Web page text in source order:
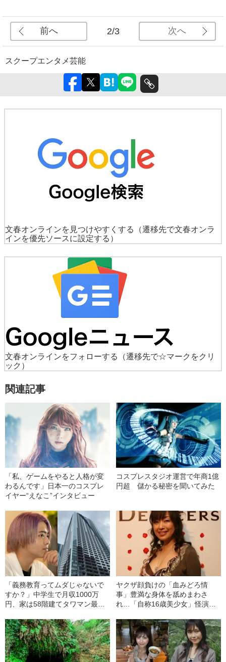
前へ 2/3 次へ
スクープエンタメ芸能
文春オンラインを見つけやすくする
（遷移先で文春オンラ
インを優先ソースに設定する）
文春オンラインをフォローする
（遷移先で☆マークをクリ
ック）
関連記事
「私、ゲームをやると人格が変
わるんです」日本一のコスプレ
イヤー“えなこ”インタビュー
コスプレスタジオ運営で年商1億
円超 儲かる秘密を聞いてみた
「義務教育ってムダじゃないで
すか？」中学生で月収1000万
円、家は58階建てタワマン最上
ヤクザ顔負けの「血みどろ情
事」豊満な身体を舐めまわさ
れ…「自称16歳美少女」怪演
ぎる“熟れ方”